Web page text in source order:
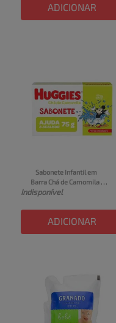
ADICIONAR
Sabonete Infantil em
Barra Chá de Camomila
Huggies Caixa 75g
Indisponível
ADICIONAR